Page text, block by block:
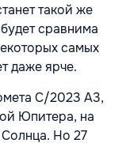
такой же
сравнима
самых
даже ярче.
C/2023 А3,
Юпитера, на
Но 27